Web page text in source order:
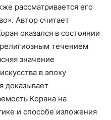
рассматривается его
Автор считает
оказался в состоянии
течением
значение
в эпоху
доказывает
Корана на
и способе изложения